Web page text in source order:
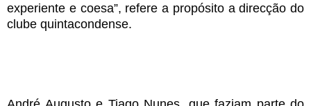
experiente e coesa”, refere a propósito a direcção do
clube quintacondense.